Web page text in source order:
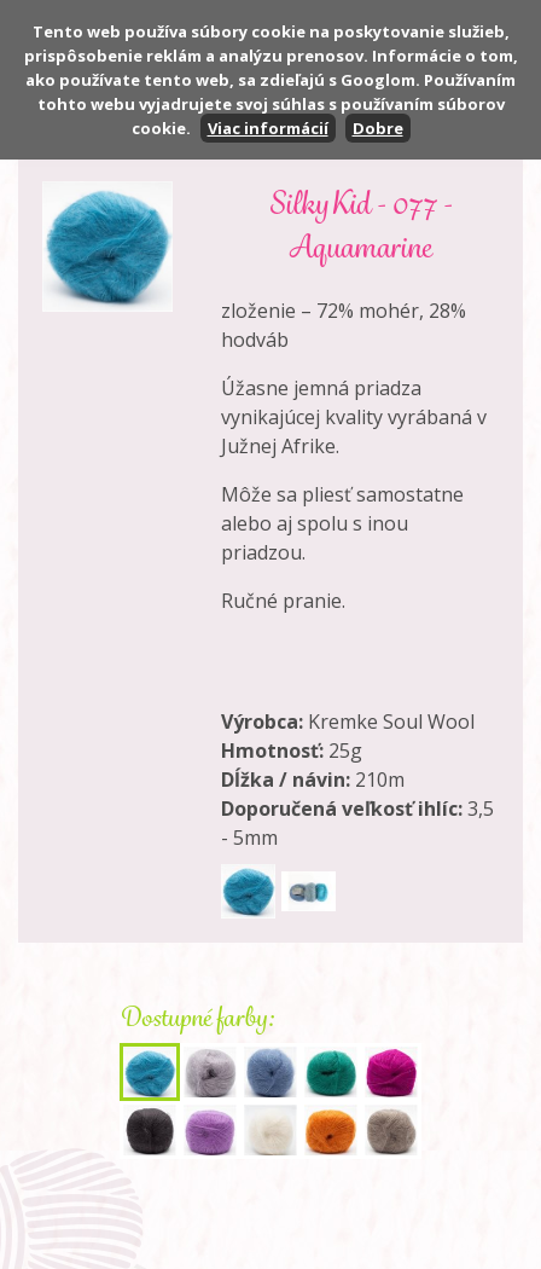
Počet:0 ks
Cena: 0,00 €
Silky Kid - 077 -
Aquamarine
zloženie – 72% mohér, 28%
hodváb
Úžasne jemná priadza
vynikajúcej kvality vyrábaná v
Južnej Afrike.
Môže sa pliesť samostatne
alebo aj spolu s inou
priadzou.
Ručné pranie.
Výrobca: Kremke Soul Wool
Hmotnosť: 25g
Dĺžka / návin: 210m
Doporučená veľkosť ihlíc:3,5
- 5mm
Dostupné farby:
Tento web používa súbory cookie na poskytovanie služieb,
prispôsobenie reklám a analýzu prenosov. Informácie o tom,
ako používate tento web, sa zdieľajú s Googlom. Používaním
tohto webu vyjadrujete svoj súhlas s používaním súborov
cookie.
Viac informácií Dobre